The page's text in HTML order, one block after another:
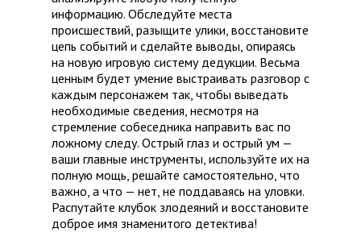
информацию. Обследуйте места
происшествий, разыщите улики, восстановите
цепь событий и сделайте выводы, опираясь
на новую игровую систему дедукции. Весьма
ценным будет умение выстраивать разговор с
каждым персонажем так, чтобы выведать
необходимые сведения, несмотря на
стремление собеседника направить вас по
ложному следу. Острый глаз и острый ум —
ваши главные инструменты, используйте их на
полную мощь, решайте самостоятельно, что
важно, а что — нет, не поддаваясь на уловки.
Распутайте клубок злодеяний и восстановите
доброе имя знаменитого детектива!